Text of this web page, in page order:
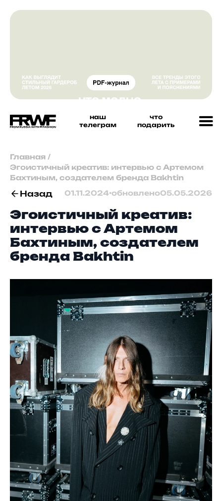
наш
телеграм
что
подарить
Главная /
Эгоистичный креатив: интервью с Артемом
Бахтиным, создателем бренда Bakhtin
Назад 01.11.2024•обновлено05.05.2026
Эгоистичный креатив:
интервью с Артемом
Бахтиным, создателем
бренда Bakhtin